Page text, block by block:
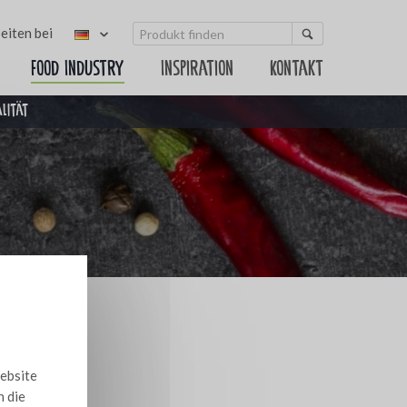
die
bei
Food Industry Inspiration Kontakt